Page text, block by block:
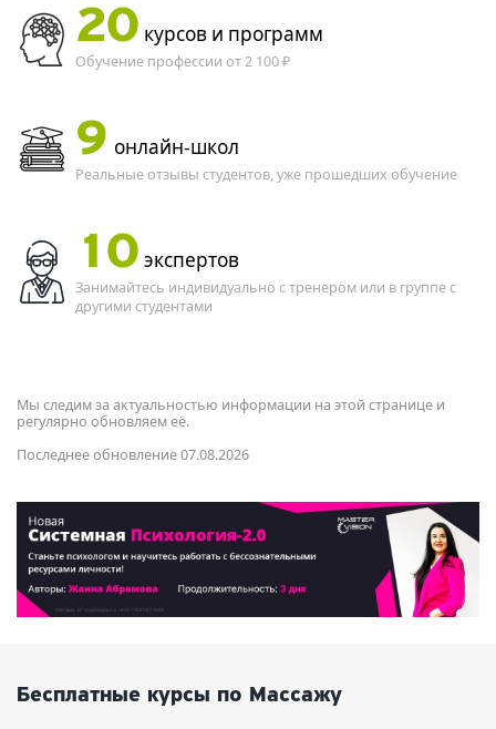
20 курсов и программ
Обучение профессии от 2 100 ₽
9 онлайн-школ
Реальные отзывы студентов, уже прошедших обучение
10 экспертов
Занимайтесь индивидуально с тренером или в группе с
другими студентами
Мы следим за актуальностью информации на этой странице и
регулярно обновляем её.
Последнее обновление 07.08.2026
Бесплатные курсы по Массажу